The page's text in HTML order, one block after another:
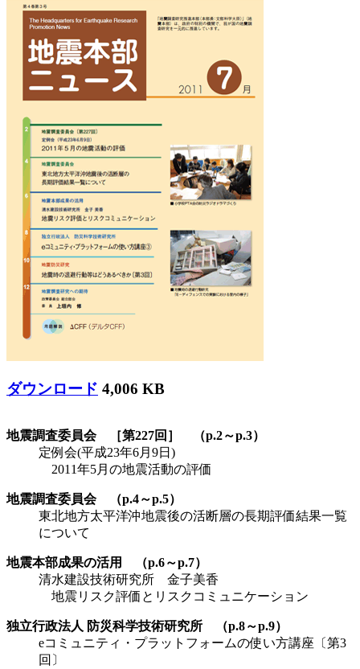
ダウンロード 4,006 KB
地震調査委員会 ［第227回］ （p.2～p.3）
定例会(平成23年6月9日)
2011年5月の地震活動の評価
地震調査委員会 （p.4～p.5）
東北地方太平洋沖地震後の活断層の長期評価結果一覧
について
地震本部成果の活用 （p.6～p.7）
清水建設技術研究所 金子美香
地震リスク評価とリスクコミュニケーション
独立行政法人 防災科学技術研究所 （p.8～p.9）
eコミュニティ・プラットフォームの使い方講座〔第3
回〕